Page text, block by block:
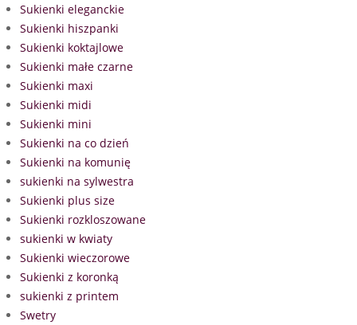
Sukienki eleganckie
Sukienki hiszpanki
Sukienki koktajlowe
Sukienki małe czarne
Sukienki maxi
Sukienki midi
Sukienki mini
Sukienki na co dzień
Sukienki na komunię
sukienki na sylwestra
Sukienki plus size
Sukienki rozkloszowane
sukienki w kwiaty
Sukienki wieczorowe
Sukienki z koronką
sukienki z printem
Swetry